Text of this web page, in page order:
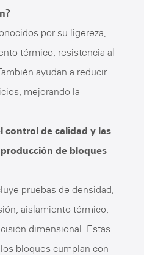
por su ligereza,
térmico, resistencia al
ayudan a reducir
mejorando la
control de calidad y las
de bloques
pruebas de densidad,
aislamiento térmico,
dimensional. Estas
bloques cumplan con